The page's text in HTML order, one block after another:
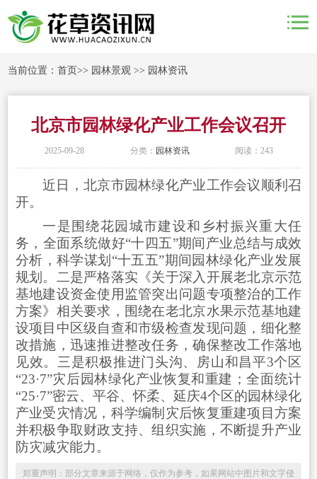
当前位置：首页>> 园林景观 >> 园林资讯
北京市园林绿化产业工作会议召开
2025-09-28 分类： 园林资讯 阅读：243
近日，北京市园林绿化产业工作会议顺利召
开。
一是围绕花园城市建设和乡村振兴重大任
务，全面系统做好“十四五”期间产业总结与成效
分析，科学谋划“十五五”期间园林绿化产业发展
规划。二是严格落实《关于深入开展老北京示范
基地建设资金使用监管突出问题专项整治的工作
方案》相关要求，围绕在老北京水果示范基地建
设项目中区级自查和市级检查发现问题，细化整
改措施，迅速推进整改任务，确保整改工作落地
见效。三是积极推进门头沟、房山和昌平3个区
“23·7”灾后园林绿化产业恢复和重建；全面统计
“25·7”密云、平谷、怀柔、延庆4个区的园林绿化
产业受灾情况，科学编制灾后恢复重建项目方案
并积极争取财政支持、组织实施，不断提升产业
防灾减灾能力。
郑重声明：部分文章来源于网络，仅作为参考，如果网站中图片和文字侵